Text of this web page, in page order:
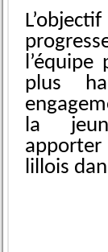
l’équipe
plus
la
lillois